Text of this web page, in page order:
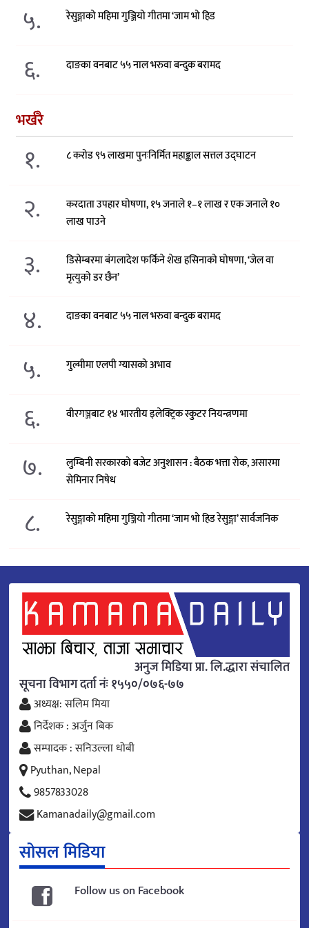
५. रेसुङ्गाको महिमा गुञ्जियो गीतमा ‘जाम भो हिड
६. दाङका वनबाट ५५ नाल भरुवा बन्दुक बरामद
भर्खरै
१. ८ करोड ९५ लाखमा पुनःनिर्मित महाङ्काल सत्तल उद्घाटन
२.
करदाता उपहार घोषणा, १५ जनाले १–१ लाख र एक जनाले १०
लाख पाउने
३.
डिसेम्बरमा बंगलादेश फर्किने शेख हसिनाको घोषणा, ‘जेल वा
मृत्युको डर छैन’
४. दाङका वनबाट ५५ नाल भरुवा बन्दुक बरामद
५. गुल्मीमा एलपी ग्यासको अभाव
६. वीरगञ्जबाट १४ भारतीय इलेक्ट्रिक स्कुटर नियन्त्रणमा
७.
लुम्बिनी सरकारको बजेट अनुशासन : बैठक भत्ता रोक, असारमा
सेमिनार निषेध
८. रेसुङ्गाको महिमा गुञ्जियो गीतमा ‘जाम भो हिड रेसुङ्गा’ सार्वजनिक
अनुज मिडिया प्रा. लि.द्धारा संचालित
सूचना विभाग दर्ता नंः १५५०/०७६-७७
अध्यक्ष: सलिम मिया
निर्देशक : अर्जुन बिक
सम्पादक : सनिउल्ला धोबी
Pyuthan, Nepal
9857833028
Kamanadaily@gmail.com
सोसल मिडिया
Follow us on Facebook